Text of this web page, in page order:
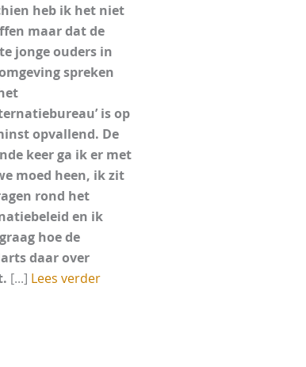
heb ik het niet
maar dat de
jonge ouders in
spreken
is op
opvallend. De
keer ga ik er met
moed heen, ik zit
rond het
en ik
hoe de
daar over
[...] Lees verder